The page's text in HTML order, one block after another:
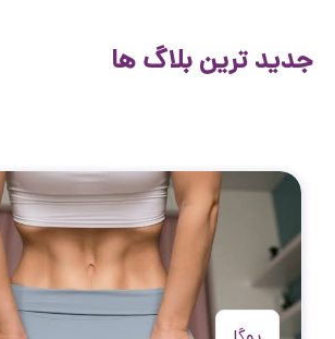
جدید ترین بلاگ ها